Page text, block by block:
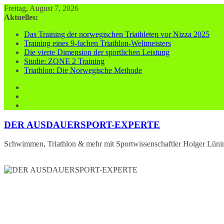
Zum
Inhalt
Freitag, August 7, 2026
Aktuelles:
Das Training der norwegischen Triathleten vor Nizza 2025
Training eines 9-fachen Triathlon-Weltmeisters
Die vierte Dimension der sportlichen Leistung
Studie: ZONE 2 Training
Triathlon: Die Norwegische Methode
DER AUSDAUERSPORT-EXPERTE
Schwimmen, Triathlon & mehr mit Sportwissenschaftler Holger